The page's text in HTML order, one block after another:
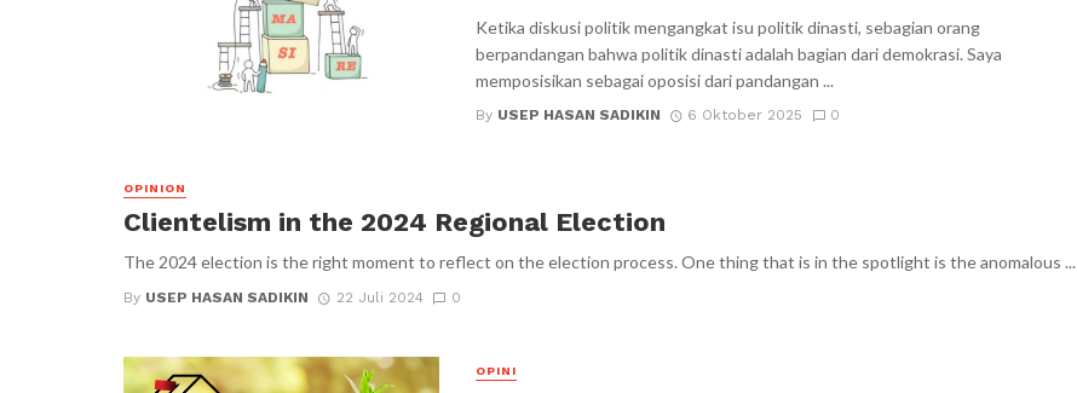
Ketika diskusi politik mengangkat isu politik dinasti, sebagian orang
berpandangan bahwa politik dinasti adalah bagian dari demokrasi. Saya
memposisikan sebagai oposisi dari pandangan ...
By USEP HASAN SADIKIN 6 Oktober 2025 0
OPINION
Clientelism in the 2024 Regional Election
The 2024 election is the right moment to reflect on the election process. One thing that is in the spotlight is the anomalous ...
By USEP HASAN SADIKIN 22 Juli 2024 0
OPINI